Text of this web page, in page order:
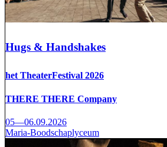
Hugs & Handshakes
het TheaterFestival 2026
THERE THERE Company
05—06.09.2026
Maria-Boodschaplyceum